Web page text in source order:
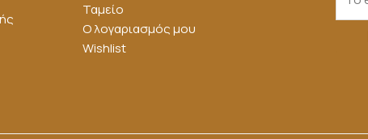
Ταμείο
Ο λογαριασμός μου
Wishlist